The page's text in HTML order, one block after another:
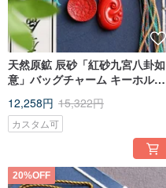
天然原鉱 辰砂「紅砂九宮八卦如
意」バッグチャーム キーホルダ
12,258円 15,322円
カスタム可
20%OFF